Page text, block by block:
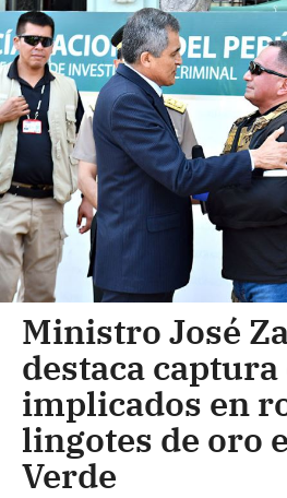
Ministro José
destaca captura
implicados en
lingotes de oro
Verde